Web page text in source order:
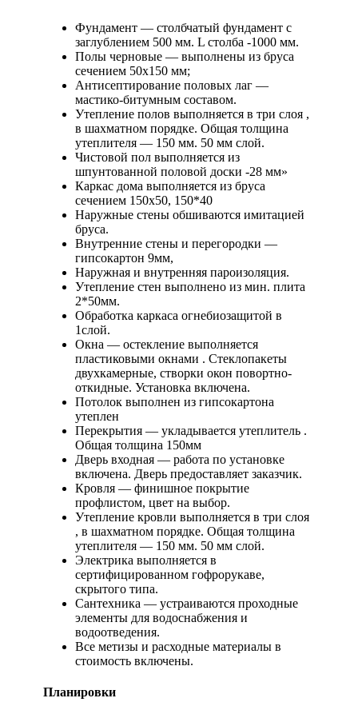
Фундамент — столбчатый фундамент с
заглублением 500 мм. L столба -1000 мм.
Полы черновые — выполнены из бруса
сечением 50х150 мм;
Антисептирование половых лаг —
мастико-битумным составом.
Утепление полов выполняется в три слоя ,
в шахматном порядке. Общая толщина
утеплителя — 150 мм. 50 мм слой.
Чистовой пол выполняется из
шпунтованной половой доски -28 мм»
Каркас дома выполняется из бруса
сечением 150х50, 150*40
Наружные стены обшиваются имитацией
бруса.
Внутренние стены и перегородки —
гипсокартон 9мм,
Наружная и внутренняя пароизоляция.
Утепление стен выполнено из мин. плита
2*50мм.
Обработка каркаса огнебиозащитой в
1слой.
Окна — остекление выполняется
пластиковыми окнами . Стеклопакеты
двухкамерные, створки окон повортно-
откидные. Установка включена.
Потолок выполнен из гипсокартона
утеплен
Перекрытия — укладывается утеплитель .
Общая толщина 150мм
Дверь входная — работа по установке
включена. Дверь предоставляет заказчик.
Кровля — финишное покрытие
профлистом, цвет на выбор.
Утепление кровли выполняется в три слоя
, в шахматном порядке. Общая толщина
утеплителя — 150 мм. 50 мм слой.
Электрика выполняется в
сертифицированном гофрорукаве,
скрытого типа.
Сантехника — устраиваются проходные
элементы для водоснабжения и
водоотведения.
Все метизы и расходные материалы в
стоимость включены.
Планировки